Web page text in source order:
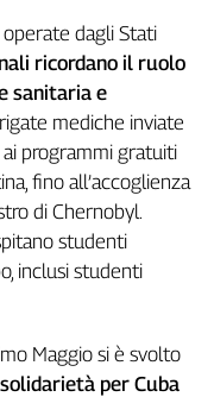
dagli Stati
ricordano il ruolo
sanitaria e
mediche inviate
programmi gratuiti
fino all’accoglienza
di Chernobyl.
studenti
inclusi studenti
Maggio si è svolto
per Cuba